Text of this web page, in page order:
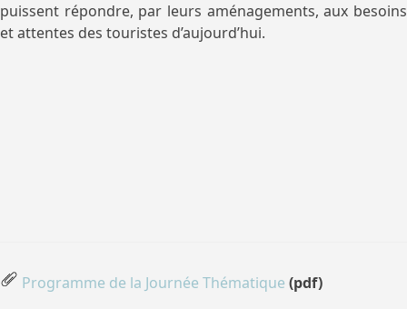
puissent répondre, par leurs aménagements, aux besoins
et attentes des touristes d’aujourd’hui.
Programme de la Journée Thématique (pdf)